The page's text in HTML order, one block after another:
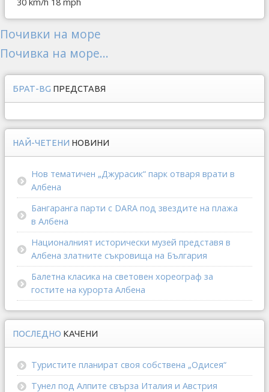
Почивки на море
Почивка на море...
БРАТ-BG ПРЕДСТАВЯ
НАЙ-ЧЕТЕНИ НОВИНИ
Нов тематичен „Джурасик“ парк отваря врати в
Албена
Бангаранга парти с DARA под звездите на плажа
в Албена
Националният исторически музей представя в
Албена златните съкровища на България
Балетна класика на световен хореограф за
гостите на курорта Албена
ПОСЛЕДНО КАЧЕНИ
Туристите планират своя собствена „Одисея“
Тунел под Алпите свърза Италия и Австрия